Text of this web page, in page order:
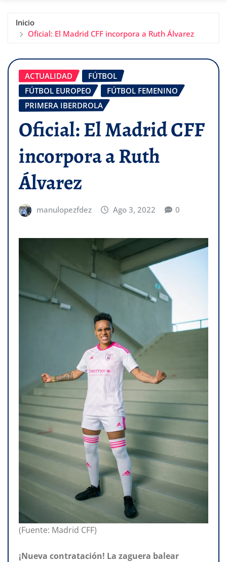
Inicio
Oficial: El Madrid CFF incorpora a Ruth Álvarez
ACTUALIDAD
FÚTBOL
FÚTBOL EUROPEO
FÚTBOL FEMENINO
PRIMERA IBERDROLA
Oficial: El Madrid CFF
incorpora a Ruth
Álvarez
manulopezfdez Ago 3, 2022 0
(Fuente: Madrid CFF)
¡Nueva contratación! La zaguera balear